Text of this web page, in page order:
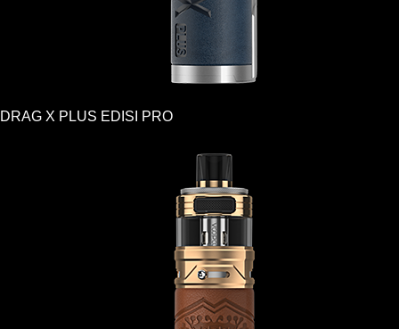
DRAG X PLUS EDISI PRO